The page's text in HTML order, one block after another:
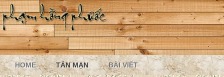
HOME TẢN MẠN BÀI VIẾT